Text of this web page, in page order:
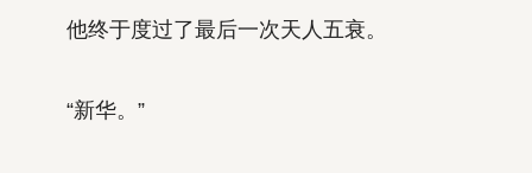
他终于度过了最后一次天人五衰。
“新华。”